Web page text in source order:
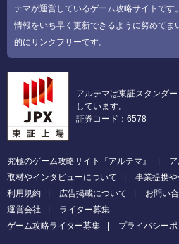
テマが運営しているゲーム攻略サイトで
情報をいち早く更新できるように努めて
的にリンクフリーです。
アルテマは東証スタンダ
しています。
証券コード：6578
究極のゲーム攻略サイト『アルテマ』
取材やインタビューについて
事業提携
利用規約
広告掲載について お問い
運営会社
ライター募集
ゲーム攻略ライター募集
プライバシー